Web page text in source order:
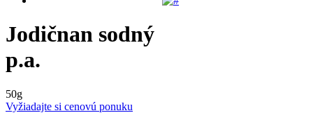
Jodičnan sodný
p.a.
50g
Vyžiadajte si cenovú ponuku